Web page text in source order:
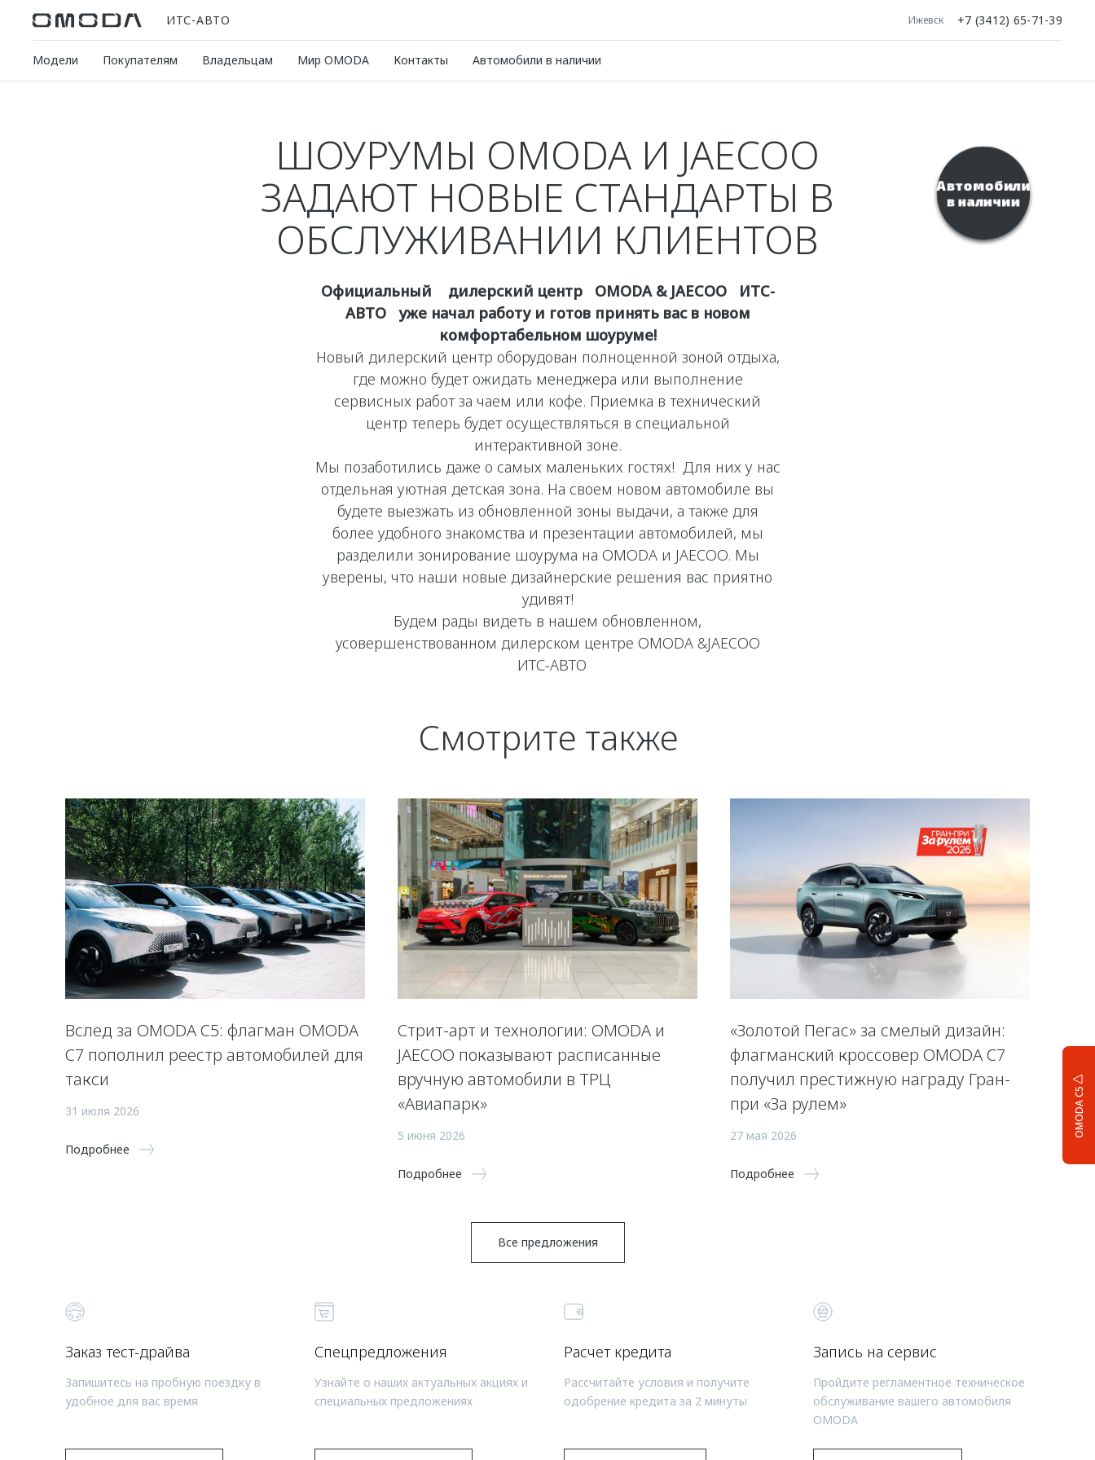
ИТС-АВТО Ижевск +7 (3412) 65-71-39
Модели Покупателям Владельцам Мир OMODA Контакты Автомобили в наличии
OMODA C5
ШОУРУМЫ OMODA И JAECOO
ЗАДАЮТ НОВЫЕ СТАНДАРТЫ В
ОБСЛУЖИВАНИИ КЛИЕНТОВ
Официальный дилерский центр OMODA & JAECOO ИТС-
АВТО уже начал работу и готов принять вас в новом
комфортабельном шоуруме!
Новый дилерский центр оборудован полноценной зоной отдыха,
где можно будет ожидать менеджера или выполнение
сервисных работ за чаем или кофе. Приемка в технический
центр теперь будет осуществляться в специальной
интерактивной зоне.
Мы позаботились даже о самых маленьких гостях! Для них у нас
отдельная уютная детская зона. На своем новом автомобиле вы
будете выезжать из обновленной зоны выдачи, а также для
более удобного знакомства и презентации автомобилей, мы
разделили зонирование шоурума на OMODA и JAECOO. Мы
уверены, что наши новые дизайнерские решения вас приятно
удивят!
Будем рады видеть в нашем обновленном,
усовершенствованном дилерском центре OMODA &JAECOO
ИТС-АВТО
Смотрите также
Вслед за OMODA C5: флагман OMODA
C7 пополнил реестр автомобилей для
такси
31 июля 2026
Подробнее
Стрит-арт и технологии: OMODA и
JAECOO показывают расписанные
вручную автомобили в ТРЦ
«Авиапарк»
5 июня 2026
Подробнее
«Золотой Пегас» за смелый дизайн:
флагманский кроссовер OMODA C7
получил престижную награду Гран-
при «За рулем»
27 мая 2026
Подробнее
Все предложения
Заказ тест-драйва
Запишитесь на пробную поездку в
удобное для вас время
Спецпредложения
Узнайте о наших актуальных акциях и
специальных предложениях
Расчет кредита
Рассчитайте условия и получите
одобрение кредита за 2 минуты
Запись на сервис
Пройдите регламентное техническое
обслуживание вашего автомобиля
OMODA
Автомобили
в наличии